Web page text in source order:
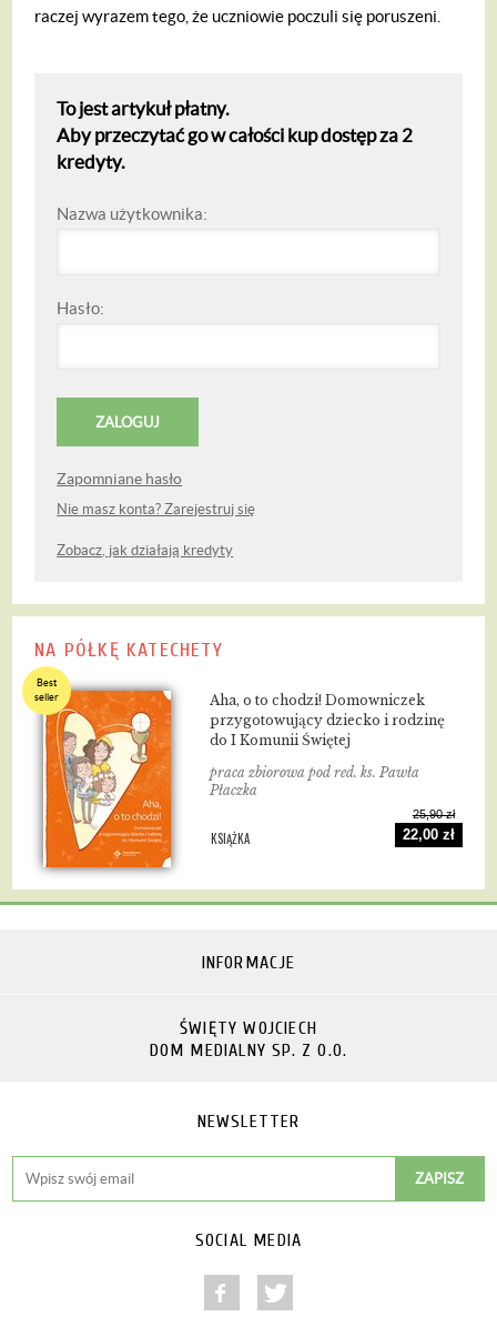
raczej wyrazem tego, że uczniowie poczuli się poruszeni.
To jest artykuł płatny.
Aby przeczytać go w całości kup dostęp za 2
kredyty.
Nazwa użytkownika:
Hasło:
Zapomniane hasło
Nie masz konta? Zarejestruj się
Zobacz, jak działają kredyty
NA PÓŁKĘ KATECHETY
Best
seller
Aha, o to chodzi! Domowniczek
przygotowujący dziecko i rodzinę
do I Komunii Świętej
praca zbiorowa pod red. ks. Pawła
Płaczka
KSIĄŻKA
25,90 zł
22,00 zł
INFORMACJE
ŚWIĘTY WOJCIECH
DOM MEDIALNY SP. Z O.O.
NEWSLETTER
SOCIAL MEDIA